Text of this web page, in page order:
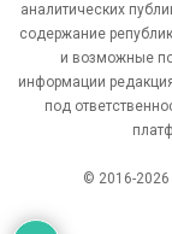
аналитических
содержание
и возможные
информации
под
© 2016-